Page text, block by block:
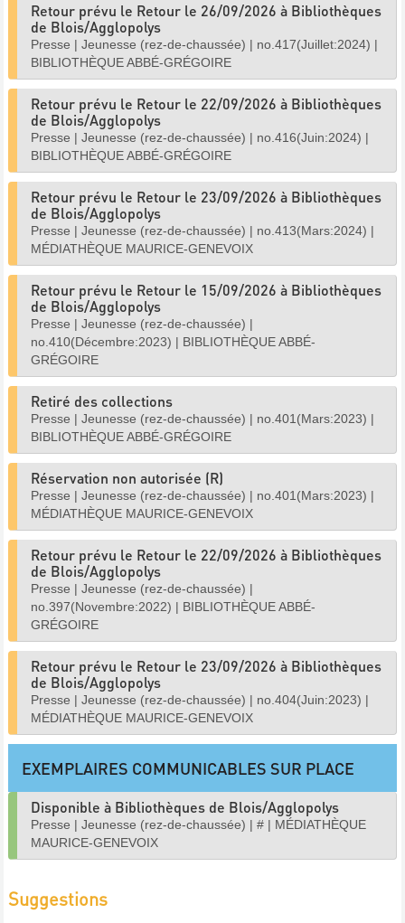
Retour prévu le Retour le 26/09/2026 à Bibliothèques
de Blois/Agglopolys
Presse | Jeunesse (rez-de-chaussée) | no.417(Juillet:2024) |
BIBLIOTHÈQUE ABBÉ-GRÉGOIRE
Retour prévu le Retour le 22/09/2026 à Bibliothèques
de Blois/Agglopolys
Presse | Jeunesse (rez-de-chaussée) | no.416(Juin:2024) |
BIBLIOTHÈQUE ABBÉ-GRÉGOIRE
Retour prévu le Retour le 23/09/2026 à Bibliothèques
de Blois/Agglopolys
Presse | Jeunesse (rez-de-chaussée) | no.413(Mars:2024) |
MÉDIATHÈQUE MAURICE-GENEVOIX
Retour prévu le Retour le 15/09/2026 à Bibliothèques
de Blois/Agglopolys
Presse | Jeunesse (rez-de-chaussée) |
no.410(Décembre:2023) | BIBLIOTHÈQUE ABBÉ-
GRÉGOIRE
Retiré des collections
Presse | Jeunesse (rez-de-chaussée) | no.401(Mars:2023) |
BIBLIOTHÈQUE ABBÉ-GRÉGOIRE
Réservation non autorisée (R)
Presse | Jeunesse (rez-de-chaussée) | no.401(Mars:2023) |
MÉDIATHÈQUE MAURICE-GENEVOIX
Retour prévu le Retour le 22/09/2026 à Bibliothèques
de Blois/Agglopolys
Presse | Jeunesse (rez-de-chaussée) |
no.397(Novembre:2022) | BIBLIOTHÈQUE ABBÉ-
GRÉGOIRE
Retour prévu le Retour le 23/09/2026 à Bibliothèques
de Blois/Agglopolys
Presse | Jeunesse (rez-de-chaussée) | no.404(Juin:2023) |
MÉDIATHÈQUE MAURICE-GENEVOIX
EXEMPLAIRES COMMUNICABLES SUR PLACE
Disponible à Bibliothèques de Blois/Agglopolys
Presse | Jeunesse (rez-de-chaussée) | # | MÉDIATHÈQUE
MAURICE-GENEVOIX
Suggestions